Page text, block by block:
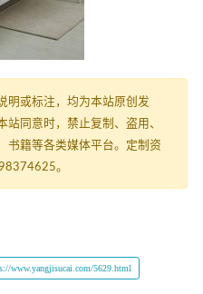
明或标注，均为本站原创发
站同意时，禁止复制、盗用、
书籍等各类媒体平台。定制资
。
www.yangjisucai.com/5629.html